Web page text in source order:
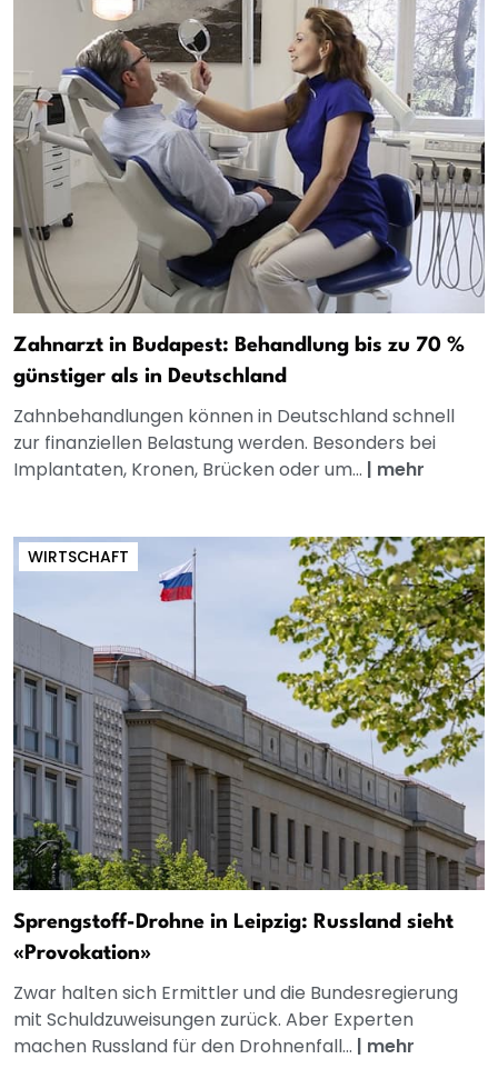
Zahnarzt in Budapest: Behandlung bis zu 70 %
günstiger als in Deutschland
Zahnbehandlungen können in Deutschland schnell
zur finanziellen Belastung werden. Besonders bei
Implantaten, Kronen, Brücken oder um... | mehr
WIRTSCHAFT
Sprengstoff-Drohne in Leipzig: Russland sieht
«Provokation»
Zwar halten sich Ermittler und die Bundesregierung
mit Schuldzuweisungen zurück. Aber Experten
machen Russland für den Drohnenfall... | mehr